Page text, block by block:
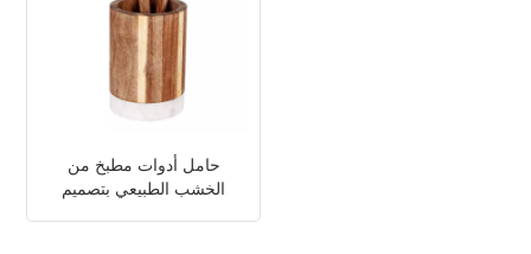
حامل أدوات مطبخ من
الخشب الطبيعي بتصميم